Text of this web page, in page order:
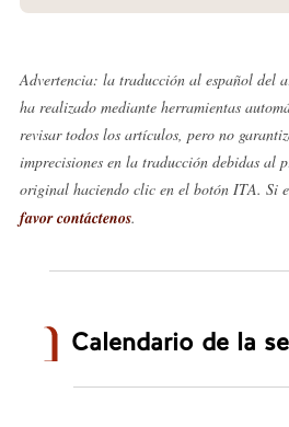
Advertencia: la traducción al español del
ha realizado mediante herramientas
revisar todos los artículos, pero no
imprecisiones en la traducción debidas al
original haciendo clic en el botón ITA. Si
favor contáctenos.
Calendario de la